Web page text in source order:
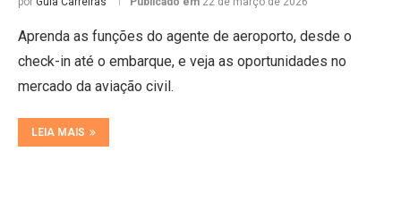
Aprenda as funções do agente de aeroporto, desde o
check-in até o embarque, e veja as oportunidades no
mercado da aviação civil.
LEIA MAIS